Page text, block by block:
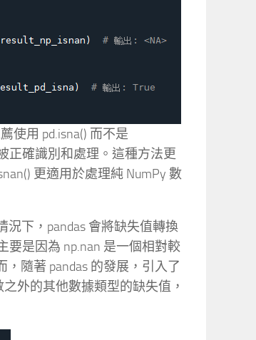
使用 pd.isna() 而不是
正確識別和處理。這種方法更
更適用於處理純 NumPy 數
況下，pandas 會將缺失值轉換
要是因為 np.nan 是一個相對較
隨著 pandas 的發展，引入了
外的其他數據類型的缺失值，